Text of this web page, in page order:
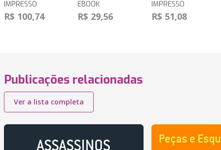
IMPRESSO
R$ 100,74
EBOOK
R$ 29,56
IMPRESSO
R$ 51,08
Publicações relacionadas
Ver a lista completa